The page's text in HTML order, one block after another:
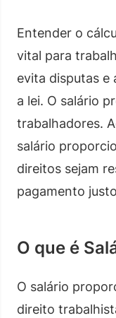
Entender o
vital para
evita disputas e
a lei. O salário
trabalhadores.
salário
direitos sejam
pagamento
O que é
O salário
direito